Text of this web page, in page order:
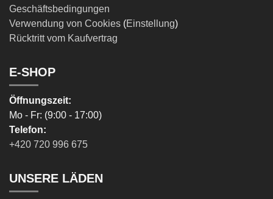
Geschäftsbedingungen
Verwendung von Cookies (Einstellung)
Rücktritt vom Kaufvertrag
E-SHOP
Öffnungszeit:
Mo - Fr: (9:00 - 17:00)
Telefon:
+420 720 996 675
UNSERE LÄDEN